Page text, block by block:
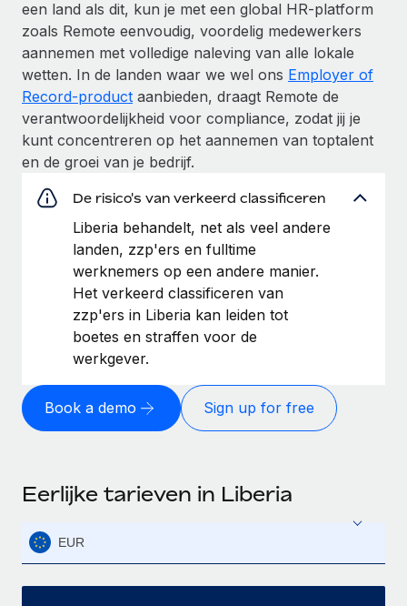
een land als dit, kun je met een global HR-platform
zoals Remote eenvoudig, voordelig medewerkers
aannemen met volledige naleving van alle lokale
wetten. In de landen waar we wel ons Employer of
Record-product aanbieden, draagt Remote de
verantwoordelijkheid voor compliance, zodat jij je
kunt concentreren op het aannemen van toptalent
en de groei van je bedrijf.
De risico's van verkeerd classificeren
Liberia behandelt, net als veel andere
landen, zzp'ers en fulltime
werknemers op een andere manier.
Het verkeerd classificeren van
zzp'ers in Liberia kan leiden tot
boetes en straffen voor de
werkgever.
Book a demo Sign up for free
Eerlijke tarieven in Liberia
EUR